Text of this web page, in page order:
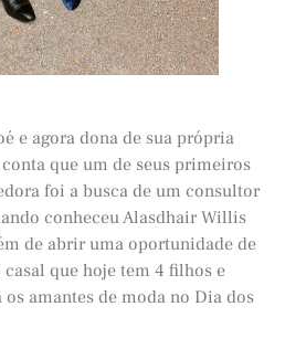
e agora dona de sua própria
que um de seus primeiros
foi a busca de um consultor
conheceu Alasdhair Willis
de abrir uma oportunidade de
que hoje tem 4 filhos e
amantes de moda no Dia dos